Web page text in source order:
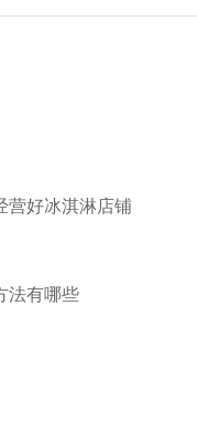
营好冰淇淋店铺
法有哪些